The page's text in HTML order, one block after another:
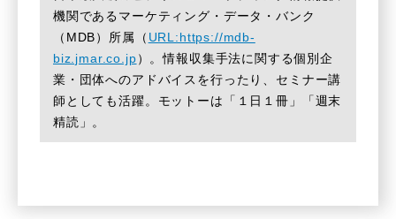
機関であるマーケティング・データ・バンク
（MDB）所属（ URL:https://mdb-
biz.jmar.co.jp ）。情報収集手法に関する個別企
業・団体へのアドバイスを行ったり、セミナー講
師としても活躍。モットーは「１日１冊」「週末
精読」。